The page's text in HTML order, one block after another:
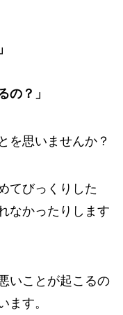
の？」
を思いませんか？
てびっくりした
なかったりします
いことが起こるの
ます。